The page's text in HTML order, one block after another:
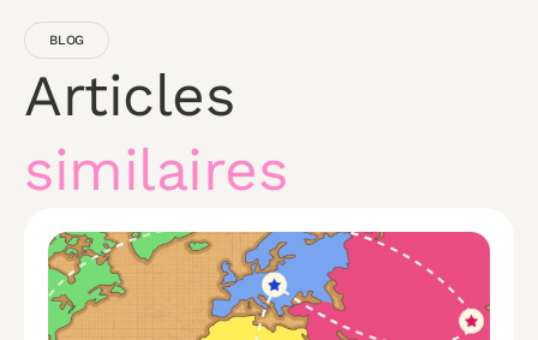
BLOG
Articles
similaires